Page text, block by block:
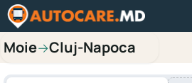
Moie→Cluj-Napoca